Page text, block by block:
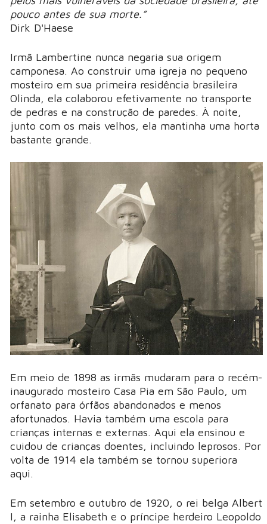
pouco antes de sua morte.”
Dirk D'Haese
Irmã Lambertine nunca negaria sua origem
camponesa. Ao construir uma igreja no pequeno
mosteiro em sua primeira residência brasileira
Olinda, ela colaborou efetivamente no transporte
de pedras e na construção de paredes. À noite,
junto com os mais velhos, ela mantinha uma horta
bastante grande.
Em meio de 1898 as irmãs mudaram para o recém-
inaugurado mosteiro Casa Pia em São Paulo, um
orfanato para órfãos abandonados e menos
afortunados. Havia também uma escola para
crianças internas e externas. Aqui ela ensinou e
cuidou de crianças doentes, incluindo leprosos. Por
volta de 1914 ela também se tornou superiora
aqui.
Em setembro e outubro de 1920, o rei belga Albert
I, a rainha Elisabeth e o príncipe herdeiro Leopoldo